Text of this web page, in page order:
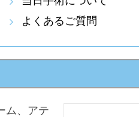
よくあるご質問
ム、アテ